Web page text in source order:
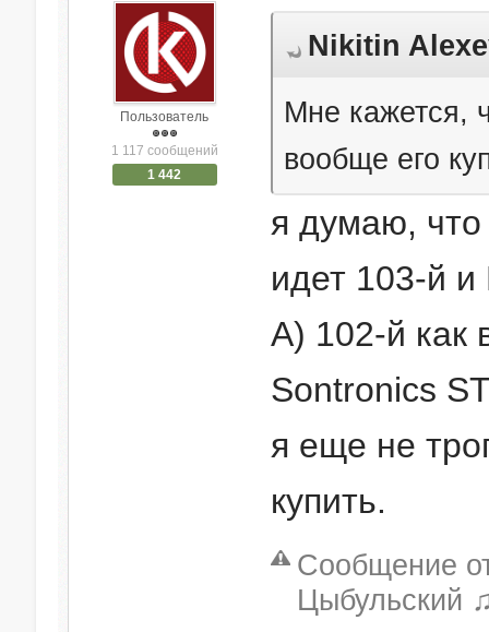
Пользователь
1 117 сообщений
1 442
Nikitin
Мне кажется,
вообще его
я думаю,
идет 103-й
А) 102-й как
Sontronics
я еще не
купить.
Сообщение
Цыбульский